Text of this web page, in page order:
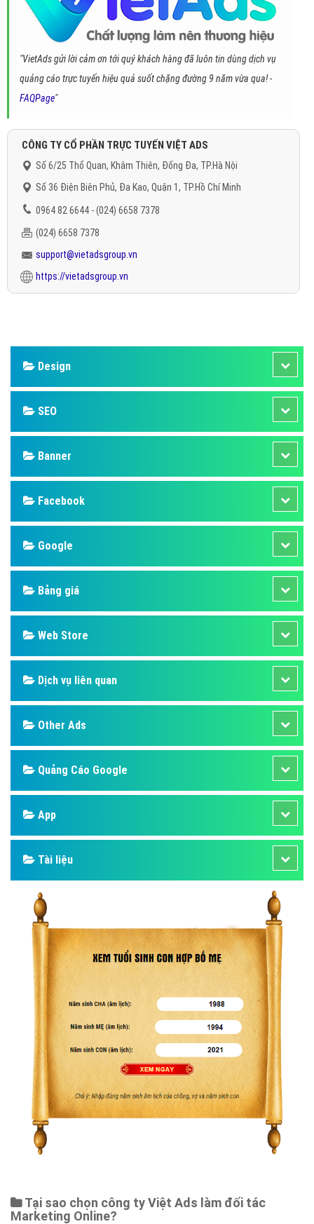
"VietAds gửi lời cảm ơn tới quý khách hàng đã luôn tin dùng dịch vụ
quảng cáo trực tuyến hiệu quả suốt chặng đường 9 năm vừa qua! -
FAQPage"
CÔNG TY CỔ PHẦN TRỰC TUYẾN VIỆT ADS
Số 6/25 Thổ Quan, Khâm Thiên, Đống Đa, TP.Hà Nội
Số 36 Điện Biên Phủ, Đa Kao, Quận 1, TP.Hồ Chí Minh
0964 82 6644 - (024) 6658 7378
(024) 6658 7378
support@vietadsgroup.vn
https://vietadsgroup.vn
Design
SEO
Banner
Facebook
Google
Bảng giá
Web Store
Dịch vụ liên quan
Other Ads
Quảng Cáo Google
App